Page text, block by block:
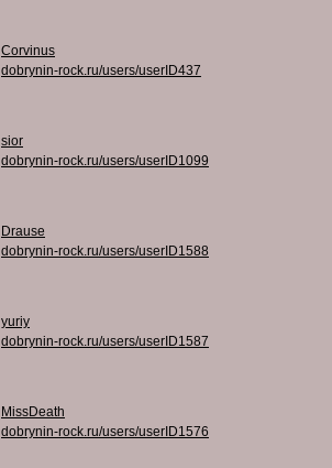
Corvinus
dobrynin-rock.ru/users/userID437
sior
dobrynin-rock.ru/users/userID1099
Drause
dobrynin-rock.ru/users/userID1588
yuriy
dobrynin-rock.ru/users/userID1587
MissDeath
dobrynin-rock.ru/users/userID1576